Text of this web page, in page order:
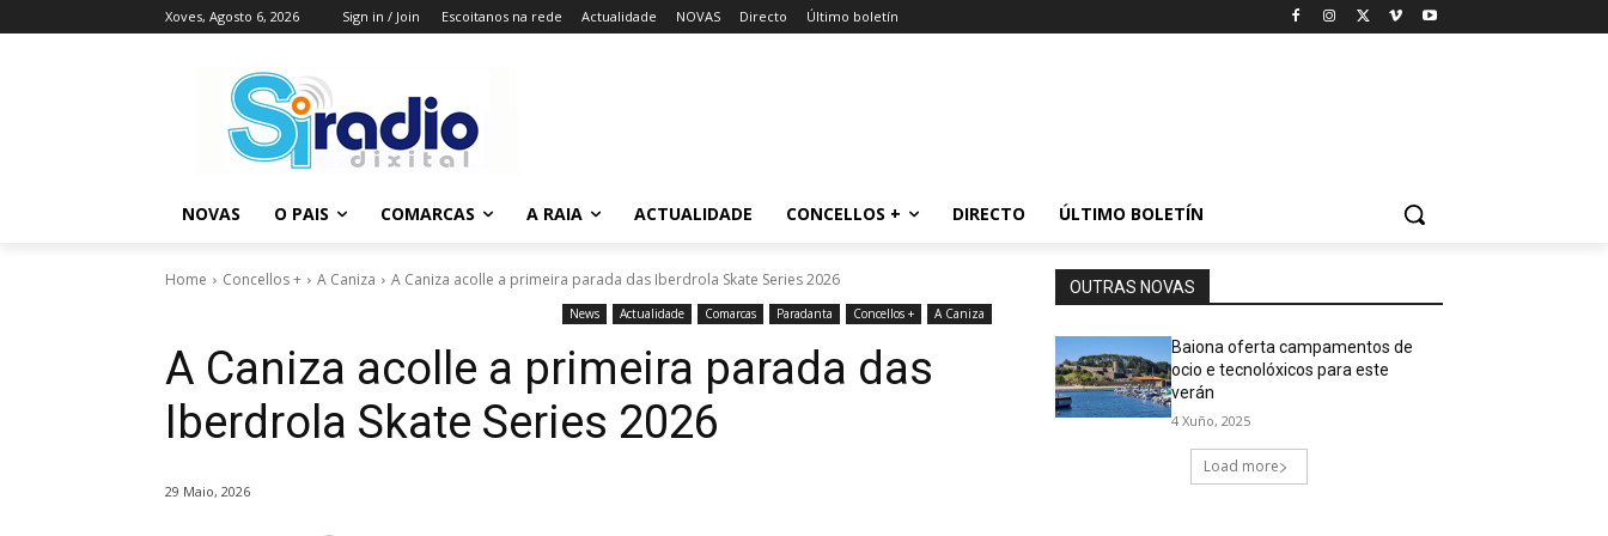
Xoves, Agosto 6, 2026 Sign in / Join Escoitanos na rede Actualidade NOVAS Directo Último boletín
NOVAS O PAIS COMARCAS A RAIA ACTUALIDADE CONCELLOS + DIRECTO ÚLTIMO BOLETÍN
Home Concellos + A Caniza A Caniza acolle a primeira parada das Iberdrola Skate Series 2026
News Actualidade Comarcas Paradanta Concellos + A Caniza
A Caniza acolle a primeira parada das
Iberdrola Skate Series 2026
29 Maio, 2026
OUTRAS NOVAS
Baiona oferta campamentos de
ocio e tecnolóxicos para este
verán
4 Xuño, 2025
Load more